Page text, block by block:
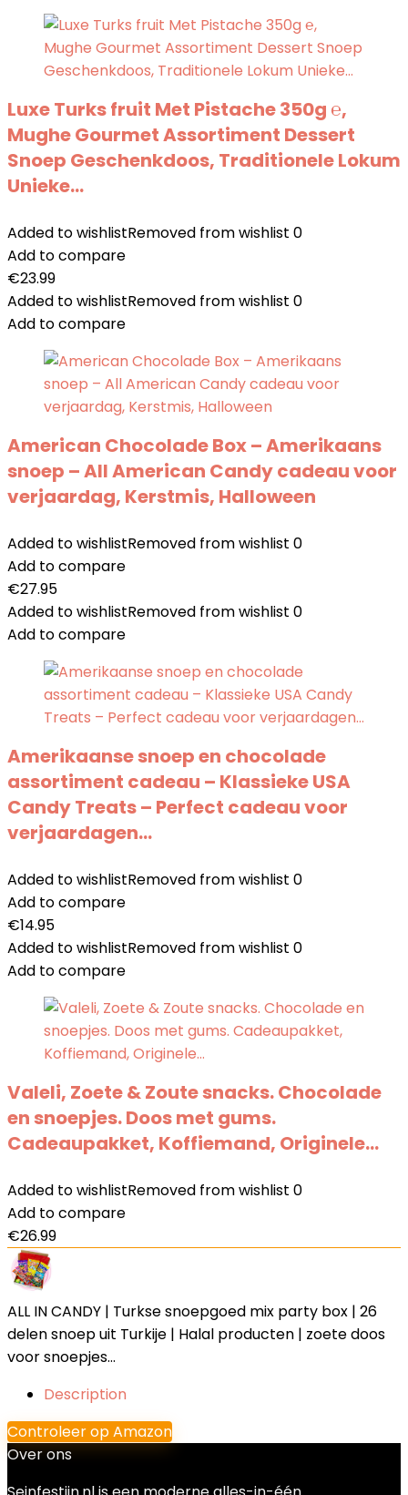
Luxe Turks fruit Met Pistache 350g ℮,
Mughe Gourmet Assortiment Dessert
Snoep Geschenkdoos, Traditionele Lokum
Unieke…
Added to wishlistRemoved from wishlist 0
Add to compare
€23.99
Added to wishlistRemoved from wishlist 0
Add to compare
American Chocolade Box – Amerikaans
snoep – All American Candy cadeau voor
verjaardag, Kerstmis, Halloween
Added to wishlistRemoved from wishlist 0
Add to compare
€27.95
Added to wishlistRemoved from wishlist 0
Add to compare
Amerikaanse snoep en chocolade
assortiment cadeau – Klassieke USA
Candy Treats – Perfect cadeau voor
verjaardagen…
Added to wishlistRemoved from wishlist 0
Add to compare
€14.95
Added to wishlistRemoved from wishlist 0
Add to compare
Valeli, Zoete & Zoute snacks. Chocolade
en snoepjes. Doos met gums.
Cadeaupakket, Koffiemand, Originele…
Added to wishlistRemoved from wishlist 0
Add to compare
€26.99
ALL IN CANDY | Turkse snoepgoed mix party box | 26
delen snoep uit Turkije | Halal producten | zoete doos
voor snoepjes…
Description
Controleer op Amazon
Over ons